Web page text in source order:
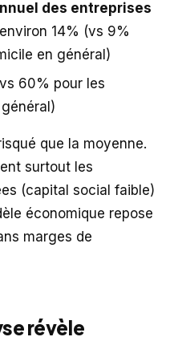
des entreprises
14% (vs 9%
en général)
60% pour les
que la moyenne.
surtout les
(capital social faible)
économique repose
marges de
révèle